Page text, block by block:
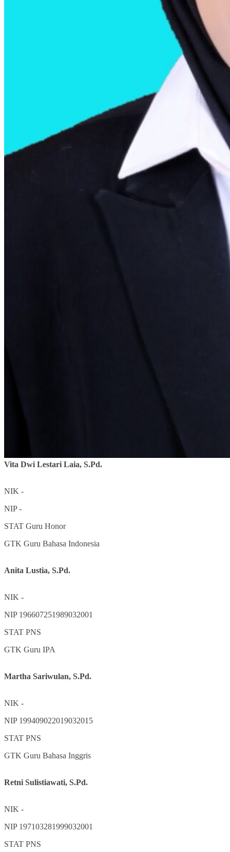
Vita Dwi Lestari Laia, S.Pd.
NIK -
NIP-
STAT Guru Honor
GTK Guru Bahasa Indonesia
Anita Lustia, S.Pd.
NIK -
NIP 196607251989032001
STAT PNS
GTK Guru IPA
Martha Sariwulan, S.Pd.
NIK -
NIP 199409022019032015
STAT PNS
GTK Guru Bahasa Inggris
Retni Sulistiawati, S.Pd.
NIK -
NIP 197103281999032001
STAT PNS